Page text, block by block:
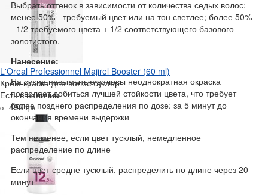
Выбрать оттенок в зависимости от количества седых волос:
менее 50% - требуемый цвет или на тон светлее; более 50%
- 1/2 требуемого цвета + 1/2 соответствующего базового
золотистого.
Нанесение:
На сухие невымытые волосы неоднократная окраска
позволяет добиться лучшей стойкости цвета, что требует
более позднего распределения по дозе: за 5 минут до
окончания времени выдержки
Тем не менее, если цвет тусклый, немедленное
распределение по длине
Если цвет средне тусклый, распределить по длине через 20
минут
L'Oreal Professionnel Majirel Booster (60 ml)
Крем-краска для волос бустер
Есть в наличии
от 498грн